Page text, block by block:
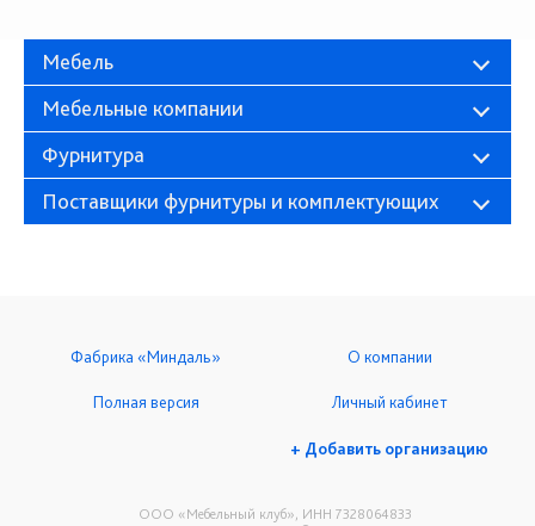
Мебель
Мебельные компании
Фурнитура
Поставщики фурнитуры и комплектующих
ООО «Мебельный клуб», ИНН 7328064833
Фабрика «Миндаль» О компании
Полная версия Личный кабинет
+ Добавить организацию